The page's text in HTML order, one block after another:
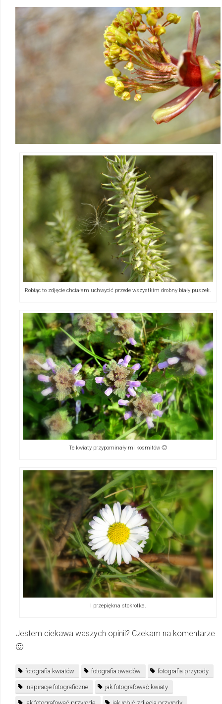
Robiąc to zdjęcie chciałam uchwycić przede wszystkim drobny biały puszek.
Te kwiaty przypominały mi kosmitów 🙂
I przepiękna stokrotka.
Jestem ciekawa waszych opinii? Czekam na komentarze
🙂
fotografia kwiatów fotografia owadów fotografia przyrody
inspiracje fotograficzne jak fotografować kwiaty